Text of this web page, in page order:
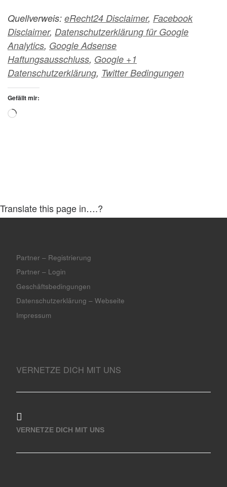
Quellverweis: eRecht24 Disclaimer, Facebook
Disclaimer, Datenschutzerklärung für Google
Analytics, Google Adsense
Haftungsausschluss, Google +1
Datenschutzerklärung, Twitter Bedingungen
Gefällt mir:
Wird geladen …
Translate this page in….?
Partner – Registrierung
Partner – Login
Geschäftsbedingungen
Datenschutzerklärung – Webseite
Impressum
VERNETZE DICH MIT UNS
VERNETZE DICH MIT UNS